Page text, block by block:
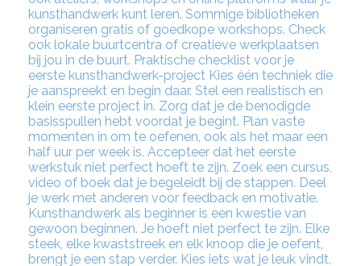
kunsthandwerk kunt leren. Sommige bibliotheken
organiseren gratis of goedkope workshops. Check
ook lokale buurtcentra of creatieve werkplaatsen
bij jou in de buurt. Praktische checklist voor je
eerste kunsthandwerk-project Kies één techniek die
je aanspreekt en begin daar. Stel een realistisch en
klein eerste project in. Zorg dat je de benodigde
basisspullen hebt voordat je begint. Plan vaste
momenten in om te oefenen, ook als het maar een
half uur per week is. Accepteer dat het eerste
werkstuk niet perfect hoeft te zijn. Zoek een cursus,
video of boek dat je begeleidt bij de stappen. Deel
je werk met anderen voor feedback en motivatie.
Kunsthandwerk als beginner is een kwestie van
gewoon beginnen. Je hoeft niet perfect te zijn. Elke
steek, elke kwaststreek en elk knoop die je oefent,
brengt je een stap verder. Kies iets wat je leuk vindt,